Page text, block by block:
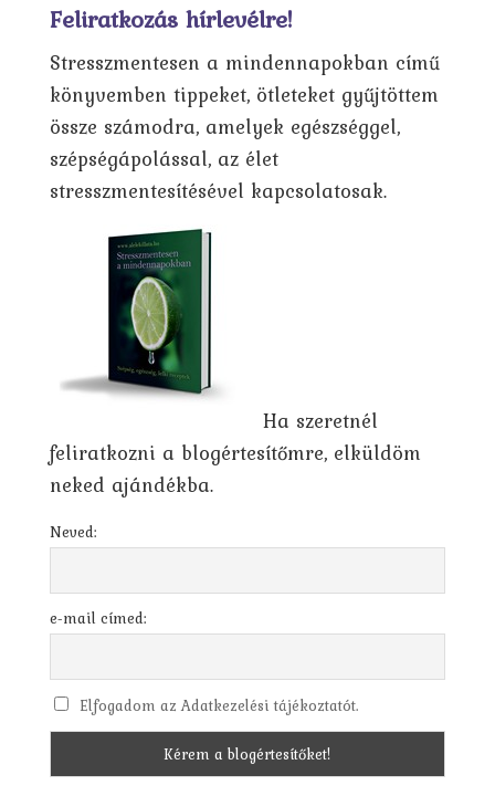
Feliratkozás hírlevélre!
Stresszmentesen a mindennapokban című
könyvemben tippeket, ötleteket gyűjtöttem
össze számodra, amelyek egészséggel,
szépségápolással, az élet
stresszmentesítésével kapcsolatosak.
Ha szeretnél
feliratkozni a blogértesítőmre, elküldöm
neked ajándékba.
Neved:
e-mail címed:
Elfogadom az Adatkezelési tájékoztatót.